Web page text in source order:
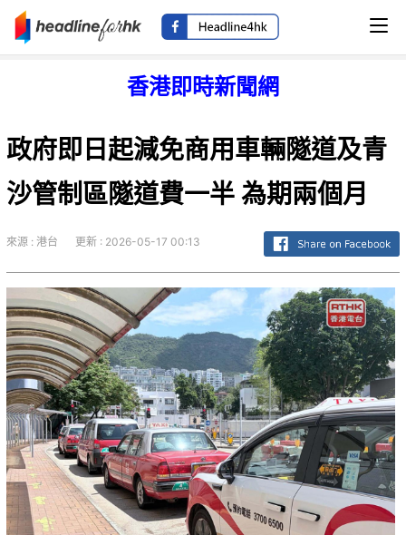
香港即時新聞網
政府即日起減免商用車輛隧道及青
沙管制區隧道費一半 為期兩個月
來源 : 港台 更新 : 2026-05-17 00:13